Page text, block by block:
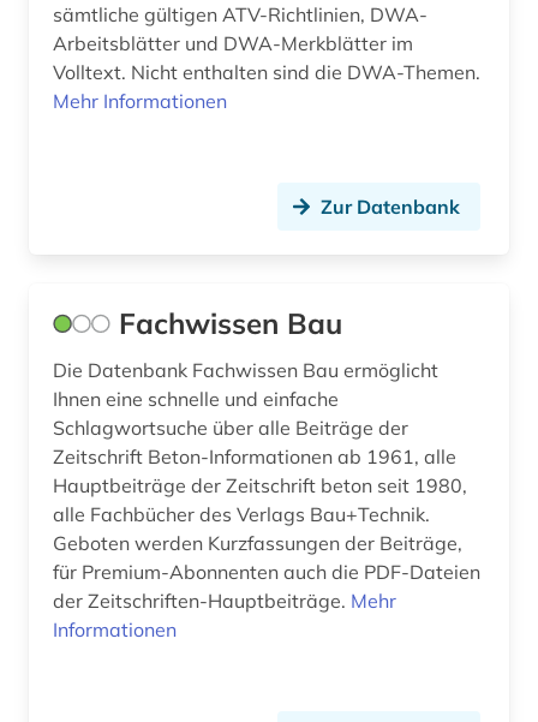
sämtliche gültigen ATV-Richtlinien, DWA-
Arbeitsblätter und DWA-Merkblätter im
Volltext. Nicht enthalten sind die DWA-Themen.
Mehr Informationen
Zur Datenbank
Fachwissen Bau
Die Datenbank Fachwissen Bau ermöglicht
Ihnen eine schnelle und einfache
Schlagwortsuche über alle Beiträge der
Zeitschrift Beton-Informationen ab 1961, alle
Hauptbeiträge der Zeitschrift beton seit 1980,
alle Fachbücher des Verlags Bau+Technik.
Geboten werden Kurzfassungen der Beiträge,
für Premium-Abonnenten auch die PDF-Dateien
der Zeitschriften-Hauptbeiträge. Mehr
Informationen